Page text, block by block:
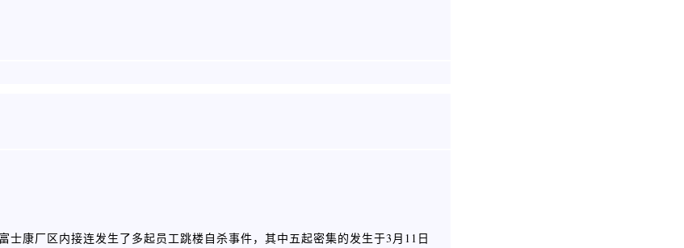
康厂区内接连发生了多起员工跳楼自杀事件，其中五起密集的发生于3月11日